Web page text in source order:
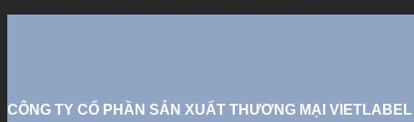
CÔNG TY CỔ PHẦN SẢN XUẤT THƯƠNG MẠI VIETLABEL